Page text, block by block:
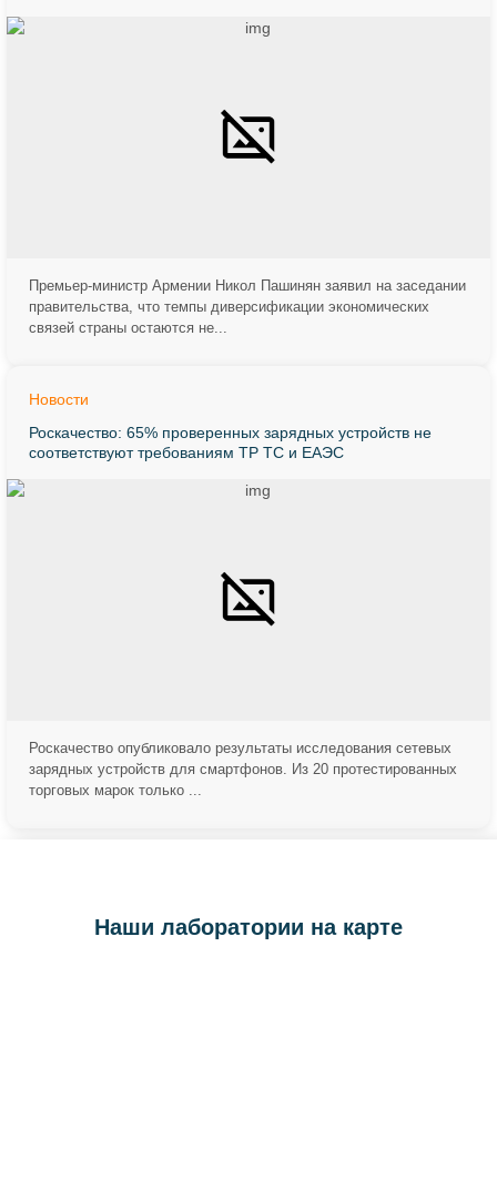
Премьер-министр Армении Никол Пашинян заявил на заседании
правительства, что темпы диверсификации экономических
связей страны остаются не...
Новости
Роскачество: 65% проверенных зарядных устройств не
соответствуют требованиям ТР ТС и ЕАЭС
Роскачество опубликовало результаты исследования сетевых
зарядных устройств для смартфонов. Из 20 протестированных
торговых марок только ...
Наши лаборатории на карте